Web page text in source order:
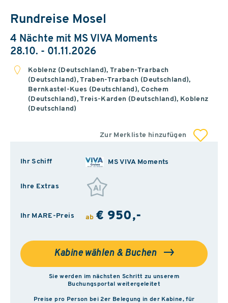
Rundreise Mosel
4 Nächte mit MS VIVA Moments
28.10. - 01.11.2026
Koblenz (Deutschland), Traben-Trarbach
(Deutschland), Traben-Trarbach (Deutschland),
Bernkastel-Kues (Deutschland), Cochem
(Deutschland), Treis-Karden (Deutschland), Koblenz
(Deutschland)
Zur Merkliste hinzufügen
Ihr Schiff MS VIVA Moments
Ihre Extras
Ihr MARE-Preis ab € 950,-
Kabine wählen & Buchen
Sie werden im nächsten Schritt zu unserem
Buchungsportal weitergeleitet
Preise pro Person bei 2er Belegung in der Kabine, für